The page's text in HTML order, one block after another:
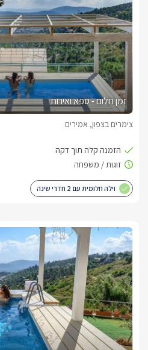
בחודשי החורף
מתחם החוץ
הבריכות מחוממות רק בחודשי החורף
כלול באירוח
זמן חלום - ספא ואירוח
צימרים בצפון, אמירים
וילה חלומית עם 2 חדרי שינה